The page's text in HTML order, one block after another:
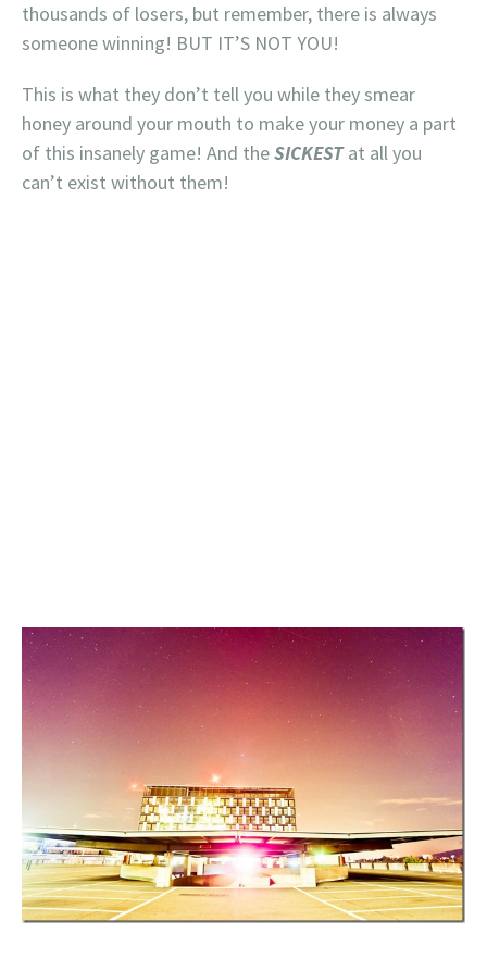
thousands of losers, but remember, there is always
someone winning! BUT IT’S NOT YOU!
This is what they don’t tell you while they smear
honey around your mouth to make your money a part
of this insanely game! And theSICKESTat all you
can’t exist without them!